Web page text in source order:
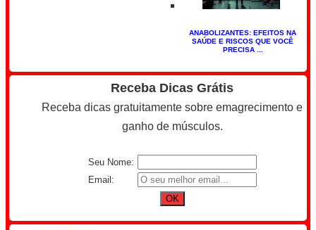
ANABOLIZANTES: EFEITOS NA
SAÚDE E RISCOS QUE VOCÊ
PRECISA ...
Receba Dicas Grátis
Receba dicas gratuitamente sobre emagrecimento e
ganho de músculos.
Seu Nome:
Email: